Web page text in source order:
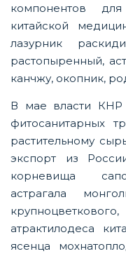
компонентов
китайской
лазурник
растопыренный,
канчжу, окопник,
В мае власти
фитосанитарных
растительному
экспорт из
корневища
астрагала
атрактилодеса
ясенца